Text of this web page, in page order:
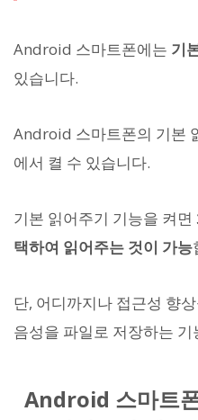
Android 스마트폰에는 기
있습니다.
Android 스마트폰의 기본
에서 켤 수 있습니다.
기본 읽어주기 기능을 켜면
택하여 읽어주는 것이 가능
단, 어디까지나 접근성 향
음성을 파일로 저장하는 기
Android 스마트